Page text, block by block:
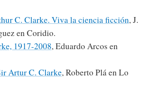
C. Clarke. Viva la ciencia ficción, J.
en Coridio.
1917-2008, Eduardo Arcos en
Artur C. Clarke, Roberto Plá en Lo